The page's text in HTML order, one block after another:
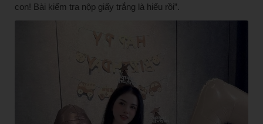
con! Bài kiểm tra nộp giấy trắng là hiểu rồi”.